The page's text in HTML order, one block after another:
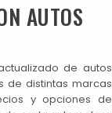
AUTOS
de autos
de distintas marcas
y opciones de